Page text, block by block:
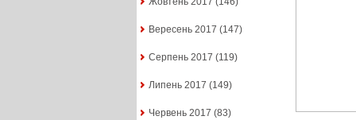
Вересень 2017 (147)
Серпень 2017 (119)
Липень 2017 (149)
Червень 2017 (83)